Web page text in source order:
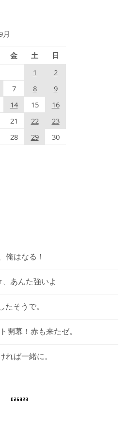
月
金 土
日
1
2
7 8
9
14 15
16
21 22
23
28 29 30
俺はなる！
あんた強いよ
そうで。
開幕！赤も来たゼ。
れば一緒に。